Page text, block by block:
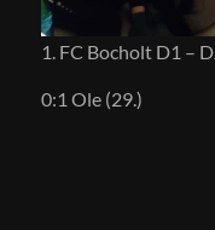
1. FC Bocholt D1 –
0:1 Ole (29.)